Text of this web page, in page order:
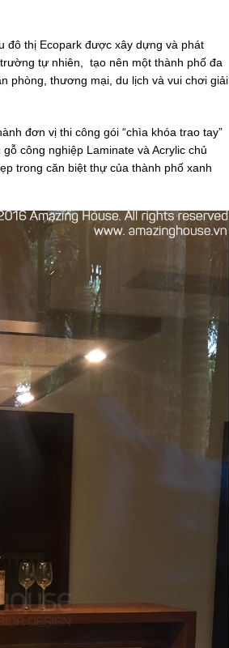
đô thị Ecopark được xây dựng và phát
tự nhiên, tạo nên một thành phố đa
phòng, thương mại, du lịch và vui chơi giải
đơn vị thi công gói “chìa khóa trao tay”
công nghiệp Laminate và Acrylic chủ
trong căn biệt thự của thành phố xanh